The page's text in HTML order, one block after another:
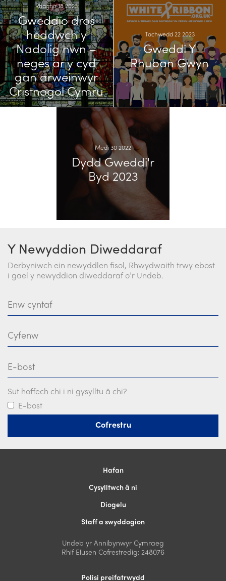
Rhagfyr 18 2023
Gweddïo dros
heddwch y
Nadolig hwn –
neges ar y cyd
gan arweinwyr
Cristnogol Cymru
Tachwedd 22 2023
Gweddi Y
Rhuban Gwyn
Medi 30 2022
Dydd Gweddi'r
Byd 2023
Y Newyddion Diweddaraf
Derbyniwch ein newyddlen fisol, Rhwydwaith trwy ebost
i gael y newyddion diweddaraf o’r Undeb.
Sut hoffech chi i ni gysylltu â chi?
E-bost
Hafan
Cysylltwch â ni
Diogelu
Staff a swyddogion
Undeb yr Annibynwyr Cymraeg
Rhif Elusen Cofrestredig: 248076
Polisi preifatrwydd